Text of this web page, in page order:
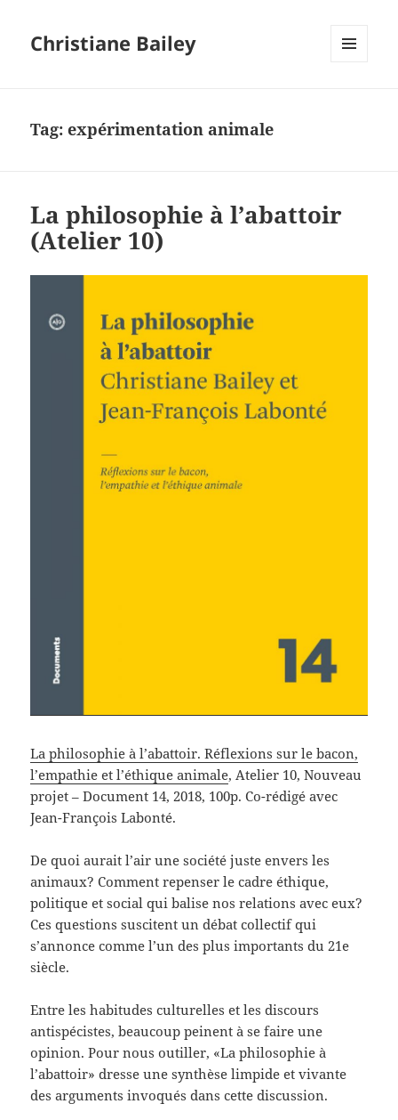
Christiane Bailey
Tag:expérimentation animale
La philosophie à l’abattoir
(Atelier 10)
La philosophie à l’abattoir. Réflexions sur le bacon,
l’empathie et l’éthique animale, Atelier 10, Nouveau
projet – Document 14, 2018, 100p. Co-rédigé avec
Jean-François Labonté.
De quoi aurait l’air une société juste envers les
animaux? Comment repenser le cadre éthique,
politique et social qui balise nos relations avec eux?
Ces questions suscitent un débat collectif qui
s’annonce comme l’un des plus importants du 21e
siècle.
Entre les habitudes culturelles et les discours
antispécistes, beaucoup peinent à se faire une
opinion. Pour nous outiller, «La philosophie à
l’abattoir» dresse une synthèse limpide et vivante
des arguments invoqués dans cette discussion.